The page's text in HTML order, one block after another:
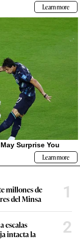
millones de
del Minsa
1
escalas
intacta la
2